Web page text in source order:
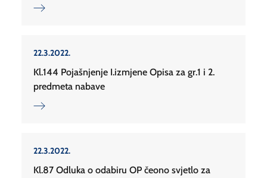
22.3.2022.
Kl.144 Pojašnjenje I.izmjene Opisa za gr.1 i 2.
predmeta nabave
22.3.2022.
Kl.87 Odluka o odabiru OP čeono svjetlo za